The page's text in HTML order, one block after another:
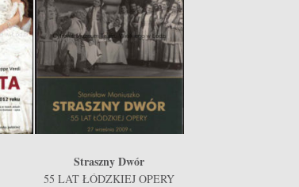
Straszny Dwór
55 LAT ŁÓDZKIEJ OPERY